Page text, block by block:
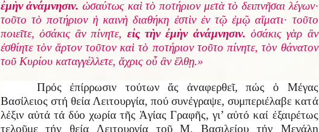
ἐμὴν ἀνάμνησιν. ὡσαύτως καὶ τὸ ποτήριον μετὰ τὸ δειπνῆσαι λέγων·
τοῦτο τὸ ποτήριον ἡ καινὴ διαθήκη ἐστὶν ἐν τῷ ἐμῷ αἵματι· τοῦτο
ποιεῖτε, ὁσάκις ἂν πίνητε, εἰς τὴν ἐμὴν ἀνάμνησιν. ὁσάκις γὰρ ἂν
ἐσθίητε τὸν ἄρτον τοῦτον καὶ τὸ ποτήριον τοῦτο πίνητε, τὸν θάνατον
τοῦ Κυρίου καταγγέλλετε, ἄχρις οὗ ἂν ἔλθῃ.»
Πρός ἐπίρρωσιν τούτων ἄς ἀναφερθεῖ, πώς ὁ Μέγας
Βασίλειος στή θεία Λειτουργία, πού συνέγραψε, συμπεριέλαβε κατά
λέξιν αὐτά τά δύο χωρία τῆς Ἁγίας Γραφῆς, γι’ αὐτό καί ἐξαιρέτως
τελοῦμε τήν θεία Λειτουργία τοῦ Μ. Βασιλείου τήν Μεγάλη